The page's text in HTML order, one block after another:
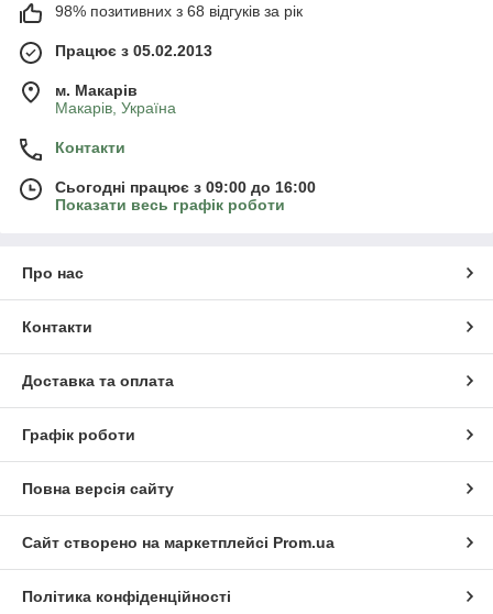
98% позитивних з 68 відгуків за рік
Працює з 05.02.2013
м. Mакарів
Mакарів, Україна
Контакти
Сьогодні працює з 09:00 до 16:00
Показати весь графік роботи
Про нас
Контакти
Доставка та оплата
Графік роботи
Повна версія сайту
Сайт створено на маркетплейсі Prom.ua
Політика конфіденційності